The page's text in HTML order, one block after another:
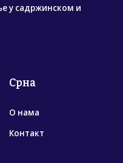
у садржинском и
Срна
О нама
Контакт